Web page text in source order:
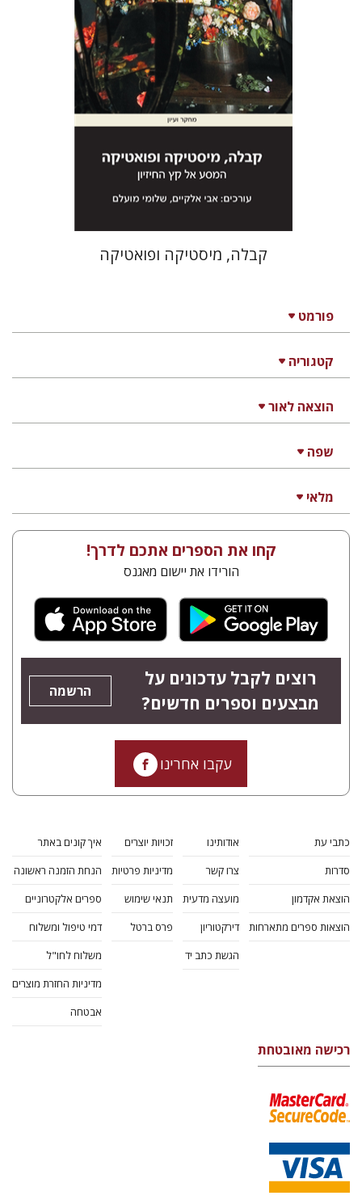
פורמט
קטגוריה
הוצאה לאור
שפה
מלאי
הנחת אתר ספר מודפס
$46
$41
קבלה, מיסטיקה ופואטיקה
קחו את הספרים אתכם לדרך!
הורידו את יישום מאגנס
רוצים לקבל עדכונים על
מבצעים וספרים חדשים?
הרשמה
עקבו אחרינו
כתבי עת
סדרות
הוצאת אקדמון
הוצאות ספרים מתארחות
אודותינו
צרו קשר
מועצה מדעית
דירקטוריון
הגשת כתב יד
זכויות יוצרים
מדיניות פרטיות
תנאי שימוש
פרס ברטל
איך קונים באתר
הנחת הזמנה ראשונה
ספרים אלקטרוניים
דמי טיפול ומשלוח
משלוח לחו"ל
מדיניות החזרת מוצרים
אבטחה
רכישה מאובטחת